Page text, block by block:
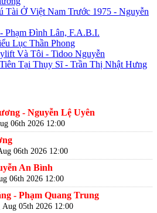
Tài Ở Việt Nam Trước 1975 - Nguyễn
Phạm Đình Lân, F.A.B.I.
Lục Thần Phong
Và Tôi - Tidoo Nguyễn
Tại Thụy Sĩ - Trần Thị Nhật Hưng
- Nguyễn Lệ Uyên
06th 2026 12:00
06th 2026 12:00
An Bình
06th 2026 12:00
- Phạm Quang Trung
Aug 05th 2026 12:00